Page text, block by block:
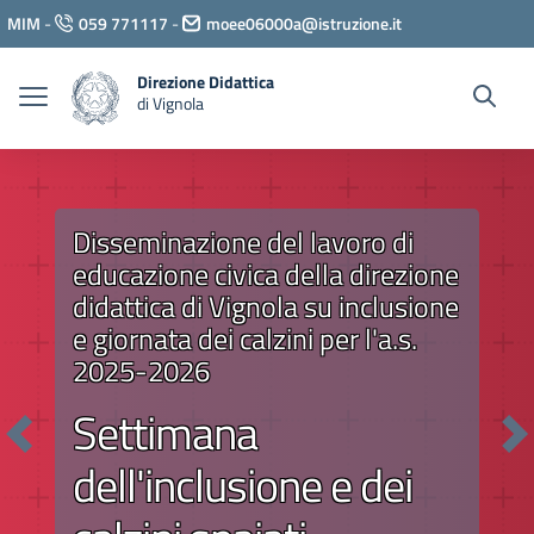
Vai ai contenuti
Vai al menu di navigazione
Vai al footer
MIM - 059 771117 - moee06000a@istruzione.it
Direzione Didattica
di Vignola
del lavoro di
della direzione
su inclusione
calzini per l'a.s.
e dei
a.s.
Vai al contenuto
Previous